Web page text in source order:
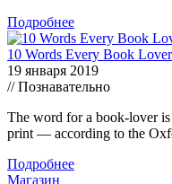
Подробнее
10 Words Every Book
19 января 2019
// Познавательно
The word for a book-lover
print — according to the
Подробнее
Магазин